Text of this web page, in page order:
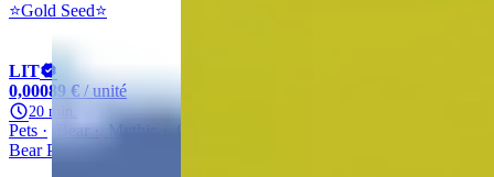
⭐Gold Seed⭐
LIT
0,00089 € / unité
20 min.
Pets Bear Mythic
Other
Bear Pet